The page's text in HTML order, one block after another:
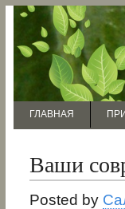
ГЛАВНАЯ
Ваши
Posted by